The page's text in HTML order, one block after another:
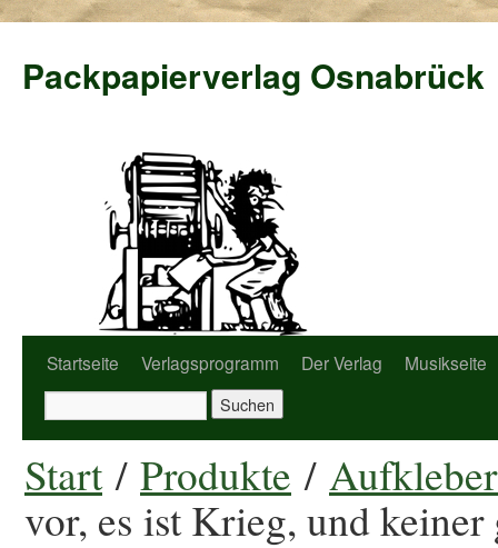
Packpapierverlag Osnabrück
Startseite Verlagsprogramm Der Verlag Musikseite
Start/ Produkte /
vor, es ist Krieg, und